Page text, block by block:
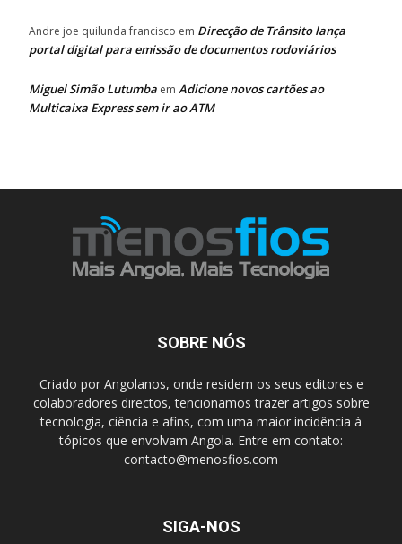
Andre joe quilunda francisco em Direcção de Trânsito lança
portal digital para emissão de documentos rodoviários
Miguel Simão Lutumba em Adicione novos cartões ao
Multicaixa Express sem ir ao ATM
SOBRE NÓS
Criado por Angolanos, onde residem os seus editores e
colaboradores directos, tencionamos trazer artigos sobre
tecnologia, ciência e afins, com uma maior incidência à
tópicos que envolvam Angola. Entre em contato:
contacto@menosfios.com
SIGA-NOS